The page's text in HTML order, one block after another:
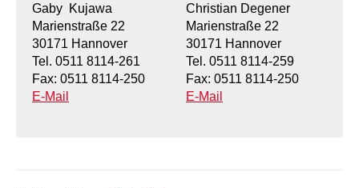
Kindertagesstätte Tresckowstraße
Kindertagesstätte Voltmerstraße
Kindertagesstätte Petermannstraße /
Familienzentrum
Kindertagesstätte Pfarrlandplatz
Gaby Kujawa
Marienstraße 22
30171 Hannover
Tel. 0511 8114-261
Fax: 0511 8114-250
E-Mail
Christian Degener
Marienstraße 22
30171 Hannover
Tel. 0511 8114-259
Fax: 0511 8114-250
E-Mail